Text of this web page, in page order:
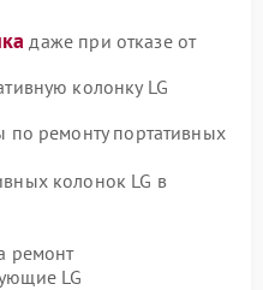
даже при отказе от
колонку LG
по ремонту портативных
колонок LG в
ремонт
LG